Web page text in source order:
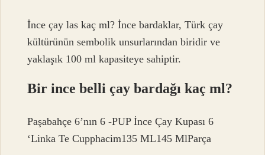
İnce çay las kaç ml? İnce bardaklar, Türk çay
kültürünün sembolik unsurlarından biridir ve
yaklaşık 100 ml kapasiteye sahiptir.
Bir ince belli çay bardağı kaç ml?
Paşabahçe 6’nın 6 -PUP İnce Çay Kupası 6
‘Linka Te Cupphacim135 ML145 MlParça